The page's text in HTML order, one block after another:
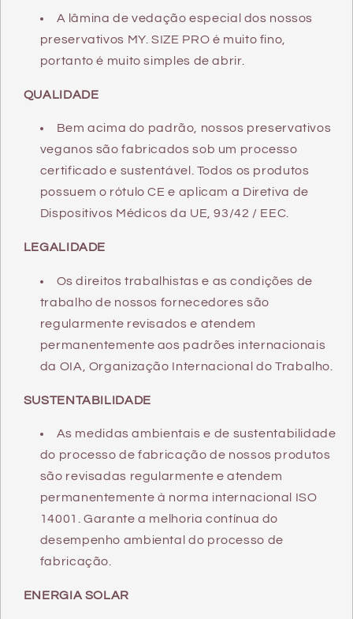
A lâmina de vedação especial dos nossos
preservativos MY. SIZE PRO é muito fino,
portanto é muito simples de abrir.
QUALIDADE
Bem acima do padrão, nossos preservativos
veganos são fabricados sob um processo
certificado e sustentável. Todos os produtos
possuem o rótulo CE e aplicam a Diretiva de
Dispositivos Médicos da UE, 93/42 / EEC.
LEGALIDADE
Os direitos trabalhistas e as condições de
trabalho de nossos fornecedores são
regularmente revisados e atendem
permanentemente aos padrões internacionais
da OIA, Organização Internacional do Trabalho.
SUSTENTABILIDADE
As medidas ambientais e de sustentabilidade
do processo de fabricação de nossos produtos
são revisadas regularmente e atendem
permanentemente à norma internacional ISO
14001. Garante a melhoria contínua do
desempenho ambiental do processo de
fabricação.
ENERGIA SOLAR